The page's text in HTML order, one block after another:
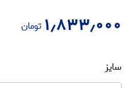
۱٫۸۳۳٫۰۰۰ تومان
سایز